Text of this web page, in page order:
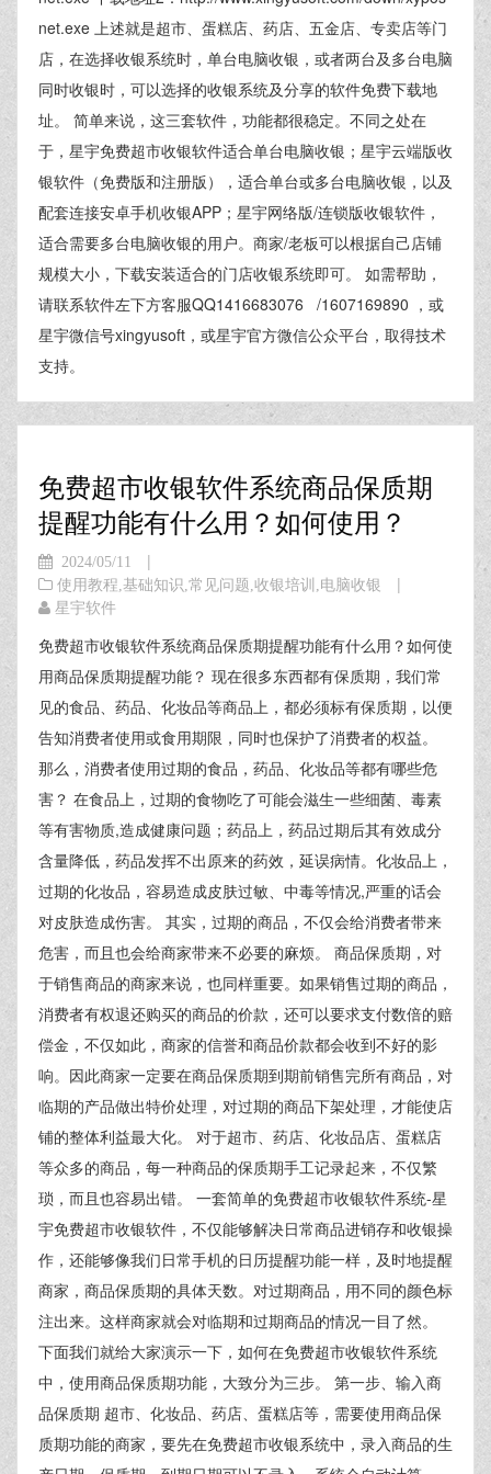
net.exe 上述就是超市、蛋糕店、药店、五金店、专卖店等门
店，在选择收银系统时，单台电脑收银，或者两台及多台电脑
同时收银时，可以选择的收银系统及分享的软件免费下载地
址。 简单来说，这三套软件，功能都很稳定。不同之处在
于，星宇免费超市收银软件适合单台电脑收银；星宇云端版收
银软件（免费版和注册版），适合单台或多台电脑收银，以及
配套连接安卓手机收银APP；星宇网络版/连锁版收银软件，
适合需要多台电脑收银的用户。商家/老板可以根据自己店铺
规模大小，下载安装适合的门店收银系统即可。 如需帮助，
请联系软件左下方客服QQ1416683076 /1607169890 ，或
星宇微信号xingyusoft，或星宇官方微信公众平台，取得技术
支持。
免费超市收银软件系统商品保质期
提醒功能有什么用？如何使用？
2024/05/11 |
使用教程 基础知识 常见问题 收银培训 电脑收银 |
星宇软件
免费超市收银软件系统商品保质期提醒功能有什么用？如何使
用商品保质期提醒功能？ 现在很多东西都有保质期，我们常
见的食品、药品、化妆品等商品上，都必须标有保质期，以便
告知消费者使用或食用期限，同时也保护了消费者的权益。
那么，消费者使用过期的食品，药品、化妆品等都有哪些危
害？ 在食品上，过期的食物吃了可能会滋生一些细菌、毒素
等有害物质,造成健康问题；药品上，药品过期后其有效成分
含量降低，药品发挥不出原来的药效，延误病情。化妆品上，
过期的化妆品，容易造成皮肤过敏、中毒等情况,严重的话会
对皮肤造成伤害。 其实，过期的商品，不仅会给消费者带来
危害，而且也会给商家带来不必要的麻烦。 商品保质期，对
于销售商品的商家来说，也同样重要。如果销售过期的商品，
消费者有权退还购买的商品的价款，还可以要求支付数倍的赔
偿金，不仅如此，商家的信誉和商品价款都会收到不好的影
响。因此商家一定要在商品保质期到期前销售完所有商品，对
临期的产品做出特价处理，对过期的商品下架处理，才能使店
铺的整体利益最大化。 对于超市、药店、化妆品店、蛋糕店
等众多的商品，每一种商品的保质期手工记录起来，不仅繁
琐，而且也容易出错。 一套简单的免费超市收银软件系统-星
宇免费超市收银软件，不仅能够解决日常商品进销存和收银操
作，还能够像我们日常手机的日历提醒功能一样，及时地提醒
商家，商品保质期的具体天数。对过期商品，用不同的颜色标
注出来。这样商家就会对临期和过期商品的情况一目了然。
下面我们就给大家演示一下，如何在免费超市收银软件系统
中，使用商品保质期功能，大致分为三步。 第一步、输入商
品保质期 超市、化妆品、药店、蛋糕店等，需要使用商品保
质期功能的商家，要先在免费超市收银系统中，录入商品的生